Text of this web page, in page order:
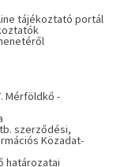
tájékoztató portál
Mérföldkő -
szerződési,
Közadat-
határozatai